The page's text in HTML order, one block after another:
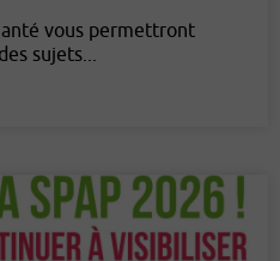
vous permettront
sujets...